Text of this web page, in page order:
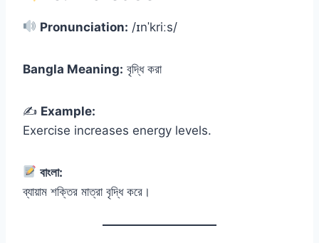
Pronunciation: /ɪnˈkriːs/
Bangla Meaning: বৃদ্ধি করা
✍️ Example:
Exercise increases energy levels.
বাংলা:
ব্যায়াম শক্তির মাত্রা বৃদ্ধি করে।